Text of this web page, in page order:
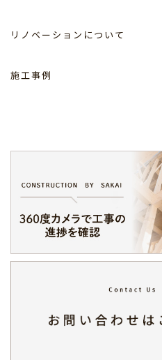
リノベーションについて
施工事例